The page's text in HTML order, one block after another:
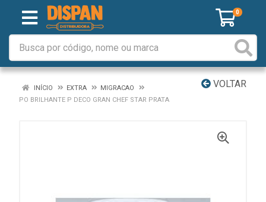
0
VOLTAR
INÍCIO EXTRA
MIGRACAO
PO BRILHANTE P DECO GRAN CHEF STAR PRATA